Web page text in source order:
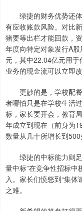
绿捷的财务优势还体
有应收账款风险。对比
猪要等出栏才能回款，
年度向特定对象发行A
元，其中22.04亿元用
业务的现金流可以立即改
更妙的是，学校配餐
者哪怕只是在学校生活
标，家长要开会，教育
年成立到现在（前身为
数量从几十所增长到500
绿捷的中标能力则足
量中标”在竞争性招标
入。家长们愤怒到“集
之难。